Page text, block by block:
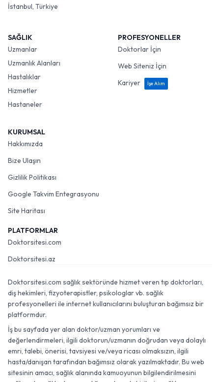
İstanbul, Türkiye
SAĞLIK
Uzmanlar
Uzmanlık Alanları
Hastalıklar
Hizmetler
Hastaneler
PROFESYONELLER
Doktorlar İçin
Web Siteniz İçin
Kariyer
İşe Alım
KURUMSAL
Hakkımızda
Bize Ulaşın
Gizlilik Politikası
Google Takvim Entegrasyonu
Site Haritası
PLATFORMLAR
Doktorsitesi.com
Doktorsitesi.az
Doktorsitesi.com sağlık sektöründe hizmet veren tıp doktorları,
diş hekimleri, fizyoterapistler, psikologlar vb. sağlık
profesyonelleri ile internet kullanıcılarını buluşturan bağımsız bir
platformdur.
İş bu sayfada yer alan doktor/uzman yorumları ve
değerlendirmeleri, ilgili doktorun/uzmanın doğrudan veya dolaylı
emri, talebi, önerisi, tavsiyesi ve/veya ricası olmaksızın, ilgili
hasta/danışan tarafından bağımsız olarak yazılmaktadır. Bu web
sitesinin amacı, sağlık alanında kamuoyunun bilgilendirilmesini